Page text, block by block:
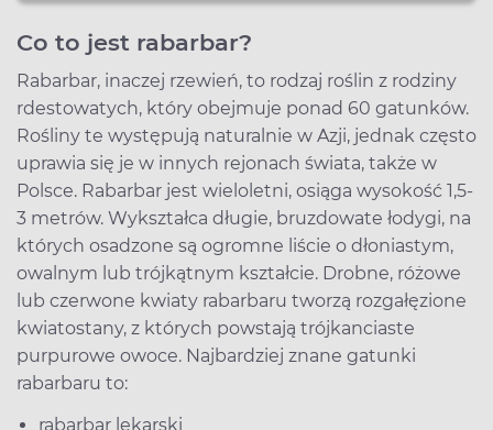
Co to jest rabarbar?
Rabarbar, inaczej rzewień, to rodzaj roślin z rodziny
rdestowatych, który obejmuje ponad 60 gatunków.
Rośliny te występują naturalnie w Azji, jednak często
uprawia się je w innych rejonach świata, także w
Polsce. Rabarbar jest wieloletni, osiąga wysokość 1,5-
3 metrów. Wykształca długie, bruzdowate łodygi, na
których osadzone są ogromne liście o dłoniastym,
owalnym lub trójkątnym kształcie. Drobne, różowe
lub czerwone kwiaty rabarbaru tworzą rozgałęzione
kwiatostany, z których powstają trójkanciaste
purpurowe owoce. Najbardziej znane gatunki
rabarbaru to:
rabarbar lekarski